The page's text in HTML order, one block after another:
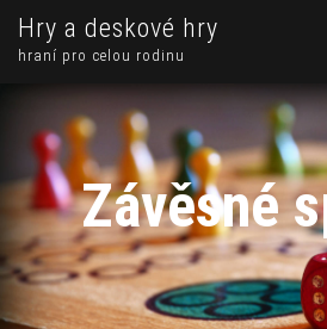
Hry a deskové hry
hraní pro celou rodinu
Závěsné